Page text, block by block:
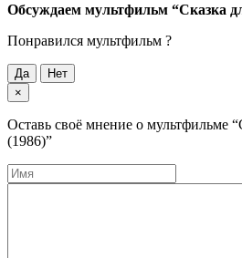
Обсуждаем мультфильм “Сказка
Понравился мультфильм ?
Да
Нет
×
Оставь своё мнение о мультфильме
(1986)”